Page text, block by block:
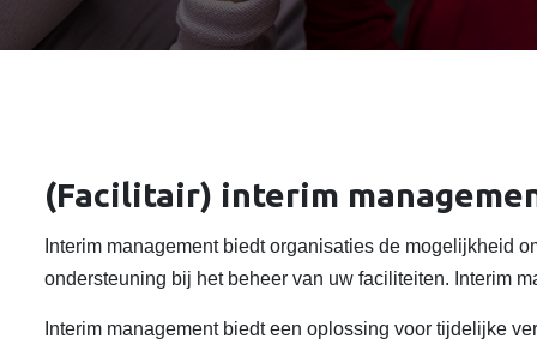
Plan uw gratis adviesgesprek
(Facilitair) interim
Interim management biedt organisaties de mogelijkheid
ondersteuning bij het beheer van uw faciliteiten. Interim
Interim management biedt een oplossing voor tijdelijke